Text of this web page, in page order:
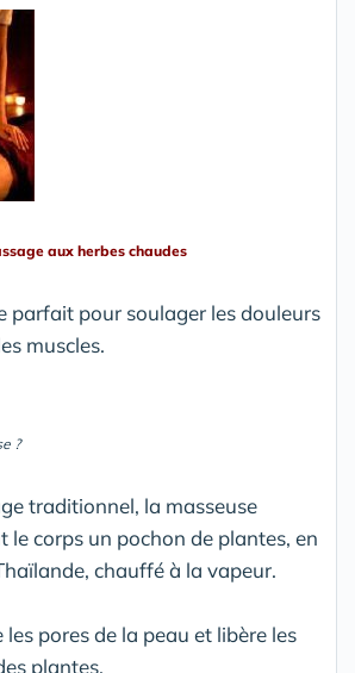
aux herbes chaudes
parfait pour soulager les douleurs
muscles.
?
traditionnel, la masseuse
le corps un pochon de plantes, en
chauffé à la vapeur.
pores de la peau et libère les
plantes.